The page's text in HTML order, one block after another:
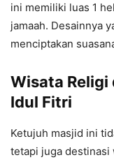
ini memiliki luas 1
jamaah. Desainnya
menciptakan
Wisata Religi
Idul Fitri
Ketujuh masjid ini
tetapi juga destinasi